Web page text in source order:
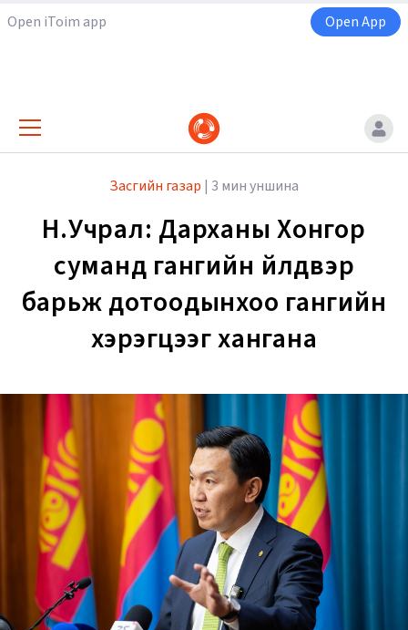
Open iToim app Open App
Засгийн газар | 3 мин уншина
Н.Учрал: Дарханы Хонгор
суманд гангийн үйлдвэр
барьж дотоодынхоо гангийн
хэрэгцээг хангана